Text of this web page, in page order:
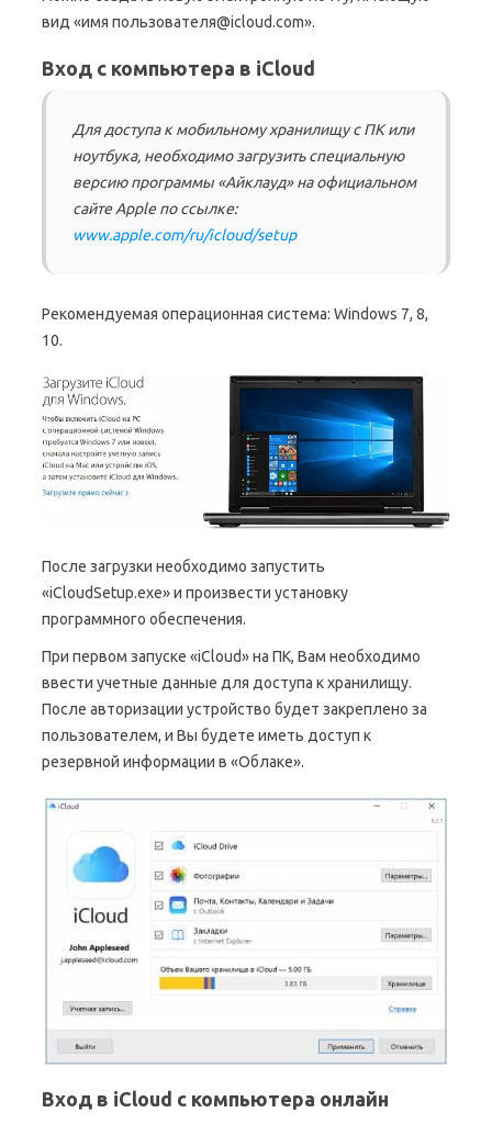
вид «имя пользователя@icloud.com».
Вход с компьютера в iCloud
Для доступа к мобильному хранилищу с ПК или
ноутбука, необходимо загрузить специальную
версию программы «Айклауд» на официальном
сайте Apple по ссылке:
www.apple.com/ru/icloud/setup
Рекомендуемая операционная система: Windows 7, 8,
10.
После загрузки необходимо запустить
«iCloudSetup.exe» и произвести установку
программного обеспечения.
При первом запуске «iCloud» на ПК, Вам необходимо
ввести учетные данные для доступа к хранилищу.
После авторизации устройство будет закреплено за
пользователем, и Вы будете иметь доступ к
резервной информации в «Облаке».
Вход в iCloud с компьютера онлайн